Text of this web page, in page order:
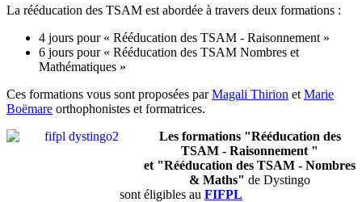
La rééducation des TSAM est abordée à travers deux formations :
4 jours pour « Rééducation des TSAM - Raisonnement »
6 jours pour « Rééducation des TSAM Nombres et
Mathématiques »
Ces formations vous sont proposées parMagali Thirion et Marie
Boëmare orthophonistes et formatrices.
Les formations "Rééducation des
TSAM - Raisonnement "
et "Rééducation des TSAM - Nombres
& Maths" de Dystingo
sont éligibles au FIFPL